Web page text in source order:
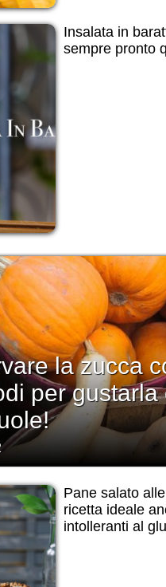
Insalata in
sempre pronto
la zucca
per gustarla
Pane salato
ricetta ideale
intolleranti al